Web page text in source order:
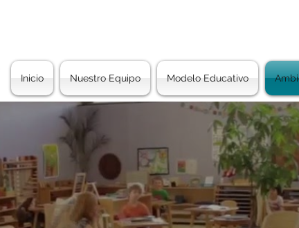
Inicio Nuestro Equipo Modelo Educativo